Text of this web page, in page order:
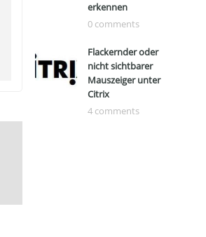
erkennen
0 comments
Flackernder oder
nicht sichtbarer
Mauszeiger unter
Citrix
4 comments